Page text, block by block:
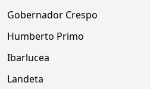
Gobernador Crespo
Humberto Primo
Ibarlucea
Landeta